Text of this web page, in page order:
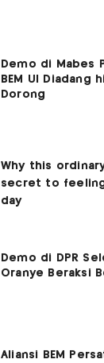
Demo di Mabes
BEM UI Diadang
Dorong
Demo di DPR
Oranye Beraksi
Aliansi BEM